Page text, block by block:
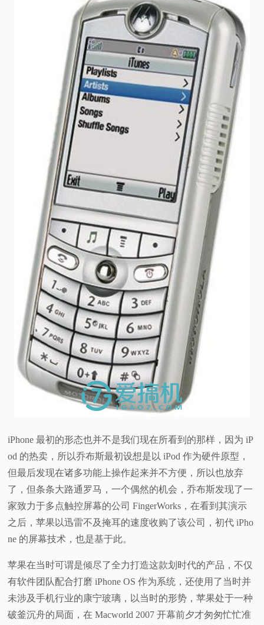
iPhone 最初的形态也并不是我们现在所看到的那样，因为 iP
od 的热卖，所以乔布斯最初设想是以 iPod 作为硬件原型，
但最后发现在诸多功能上操作起来并不方便，所以也放弃
了，但条条大路通罗马，一个偶然的机会，乔布斯发现了一
家致力于多点触控屏幕的公司 FingerWorks，在看到其演示
之后，苹果以迅雷不及掩耳的速度收购了该公司，初代 iPho
ne 的屏幕技术，也是基于此。
苹果在当时可谓是倾尽了全力打造这款划时代的产品，不仅
有软件团队配合打磨 iPhone OS 作为系统，还使用了当时并
未涉及手机行业的康宁玻璃，以当时的形势，苹果处于一种
破釜沉舟的局面，在 Macworld 2007 开幕前夕才匆匆忙忙准